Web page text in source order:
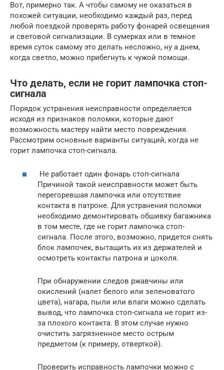
Вот, примерно так. А чтобы самому не оказаться в
похожей ситуации, необходимо каждый раз, перед
любой поездкой проверять работу фонарей освещения
и световой сигнализации. В сумерках или в темное
время суток самому это делать несложно, ну а днем,
когда светло, можно прибегнуть к чужой помощи.
Что делать, если не горит лампочка стоп-
сигнала
Порядок устранения неисправности определяется
исходя из признаков поломки, которые дают
возможность мастеру найти место повреждения.
Рассмотрим основные варианты ситуаций, когда не
горит лампочка стоп-сигнала.
Не работает один фонарь стоп-сигнала
Причиной такой неисправности может быть
перегоревшая лампочка или отсутствие
контакта в патроне. Для устранения поломки
необходимо демонтировать обшивку багажника
в том месте, где не горит лампочка стоп-
сигнала. После этого, возможно, придется снять
блок лампочек, вытащить их из держателей и
осмотреть контакты патрона и цоколя.
При обнаружении следов ржавчины или
окислений (налет белого или зеленоватого
цвета), нагара, пыли или влаги можно сделать
вывод, что лампочка стоп-сигнала не горит из-
за плохого контакта. В этом случае нужно
очистить загрязненное место острым
предметом (к примеру, отверткой).
Проверить исправность лампочки можно с